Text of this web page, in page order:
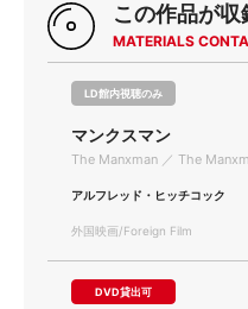
この作品が
MATERIALS
LD館内視聴のみ
マンクスマン
The Manxman ／ The
アルフレッド・ヒッチコック
外国映画/Foreign Film
DVD貸出可